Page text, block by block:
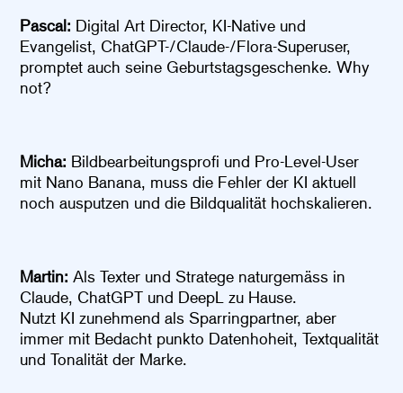
Pascal: Digital Art Director, KI-Native und
Evangelist, ChatGPT-/Claude-/Flora-Superuser,
promptet auch seine Geburtstagsgeschenke. Why
not?
Micha: Bildbearbeitungsprofi und Pro-Level-User
mit Nano Banana, muss die Fehler der KI aktuell
noch ausputzen und die Bildqualität hochskalieren.
Martin:Als Texter und Stratege naturgemäss in
Claude, ChatGPT und DeepL zu Hause.
Nutzt KI zunehmend als Sparringpartner, aber
immer mit Bedacht punkto Datenhoheit, Textqualität
und Tonalität der Marke.